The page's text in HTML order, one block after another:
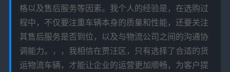
格以及售后服务等因素。我个人的经验是，在选购过
程中，不仅要注重车辆本身的质量和性能，还要关注
其售后服务是否到位，以及与物流公司之间的沟通协
调能力。，，我相信在贾汪区，只有选择了合适的货
运物流车辆，才能让企业的运营更加顺畅，为客户提